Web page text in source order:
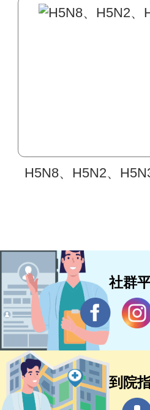
H5N8、H5N2、
社群
到院